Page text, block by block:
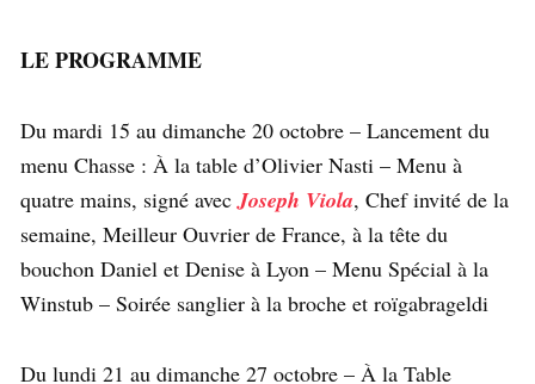
LE PROGRAMME
Du mardi 15 au dimanche 20 octobre – Lancement du
menu Chasse : À la table d’Olivier Nasti – Menu à
quatre mains, signé avecJoseph Viola, Chef invité de la
semaine, Meilleur Ouvrier de France, à la tête du
bouchon Daniel et Denise à Lyon – Menu Spécial à la
Winstub – Soirée sanglier à la broche et roïgabrageldi
Du lundi 21 au dimanche 27 octobre – À la Table